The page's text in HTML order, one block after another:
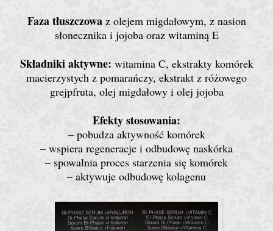
Faza tłuszczowaz olejem migdałowym, z nasion
słonecznika i jojoba oraz witaminą E
Składniki aktywne: witamina C, ekstrakty komórek
macierzystych z pomarańczy, ekstrakt z różowego
grejpfruta, olej migdałowy i olej jojoba
Efekty stosowania:
– pobudza aktywność komórek
– wspiera regeneracje i odbudowę naskórka
– spowalnia proces starzenia się komórek
– aktywuje odbudowę kolagenu